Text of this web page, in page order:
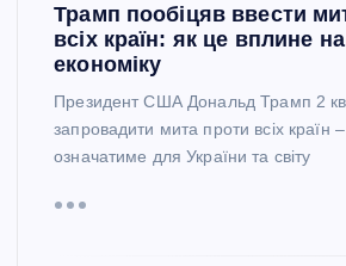
Трамп пообіцяв ввести
всіх країн: як це вплине
економіку
Президент США Дональд Трамп 2
запровадити мита проти всіх країн
означатиме для України та світу